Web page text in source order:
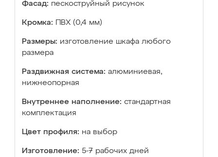
Фасад: пескоструйный рисунок
Кромка: ПВХ (0,4 мм)
Размеры: изготовление шкафа любого
размера
Раздвижная система: алюминиевая,
нижнеопорная
Внутреннее наполнение: стандартная
комплектация
Цвет профиля: на выбор
Изготовление: 5-7 рабочих дней